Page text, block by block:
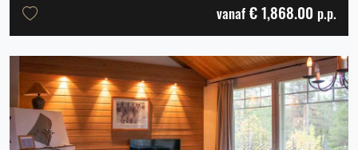
vanaf € 1,868.00 p.p.